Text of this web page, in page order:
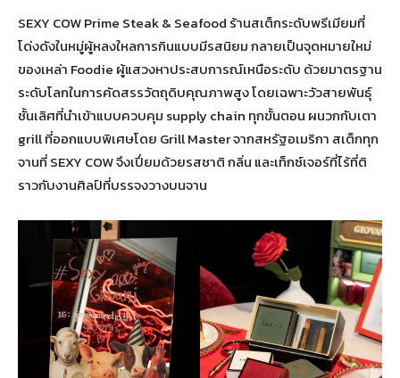
SEXY COW Prime Steak & Seafood ร้านสเต็กระดับพรีเมียมที่
โด่งดังในหมู่ผู้หลงใหลการกินแบบมีรสนิยม กลายเป็นจุดหมายใหม่
ของเหล่า Foodie ผู้แสวงหาประสบการณ์เหนือระดับ ด้วยมาตรฐาน
ระดับโลกในการคัดสรรวัตถุดิบคุณภาพสูง โดยเฉพาะวัวสายพันธุ์
ชั้นเลิศที่นำเข้าแบบควบคุม supply chain ทุกขั้นตอน ผนวกกับเตา
grill ที่ออกแบบพิเศษโดย Grill Master จากสหรัฐอเมริกา สเต็กทุก
จานที่ SEXY COW จึงเปี่ยมด้วยรสชาติ กลิ่น และเท็กซ์เจอร์ที่ไร้ที่ติ
ราวกับงานศิลป์ที่บรรจงวางบนจาน